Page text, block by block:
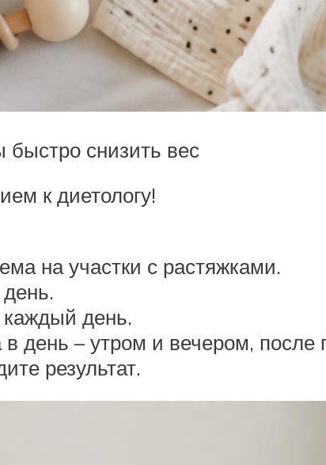
снизить вес
к диетологу!
на участки с растяжками.
каждый день.
день – утром и вечером, после
результат.